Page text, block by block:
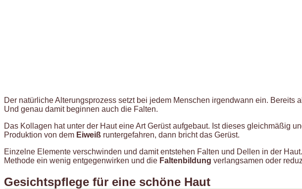
Der natürliche Alterungsprozess setzt bei jedem Menschen irgendwann ein.
Und genau damit beginnen auch die Falten.
Das Kollagen hat unter der Haut eine Art Gerüst aufgebaut. Ist dieses gleichmäßig
Produktion von dem Eiweiß runtergefahren, dann bricht das Gerüst.
Einzelne Elemente verschwinden und damit entstehen Falten und Dellen in der
Methode ein wenig entgegenwirken und die Faltenbildung verlangsamen oder
Gesichtspflege für eine schöne Haut